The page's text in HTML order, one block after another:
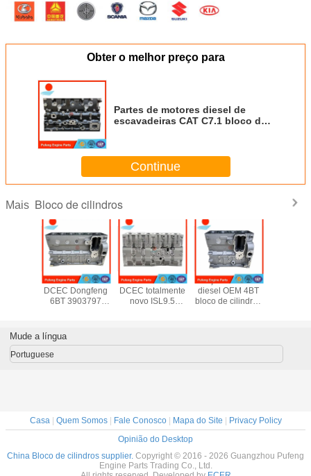
Obter o melhor preço para
Partes de motores diesel de
escavadeiras CAT C7.1 bloco de
Continue
Mais Bloco de cilindros
3E de
ZX70
Bloco de cilindros
DCEC Dongfeng
6BT 3903797
3905806
Bloco de cilindros
DCEC totalmente
novo ISL9.5
3662123
5587415
Peças de motor
diesel OEM 4BT
bloco de cilindros
4991816
3903920
E330B
Mude a língua
Portuguese
Casa| Quem Somos| Fale Conosco| Mapa do Site
Privacy Policy
Opinião do Desktop
China Bloco de cilindros supplier. Copyright © 2016 - 2026 Guangzhou Pufeng
Engine Parts Trading Co., Ltd.